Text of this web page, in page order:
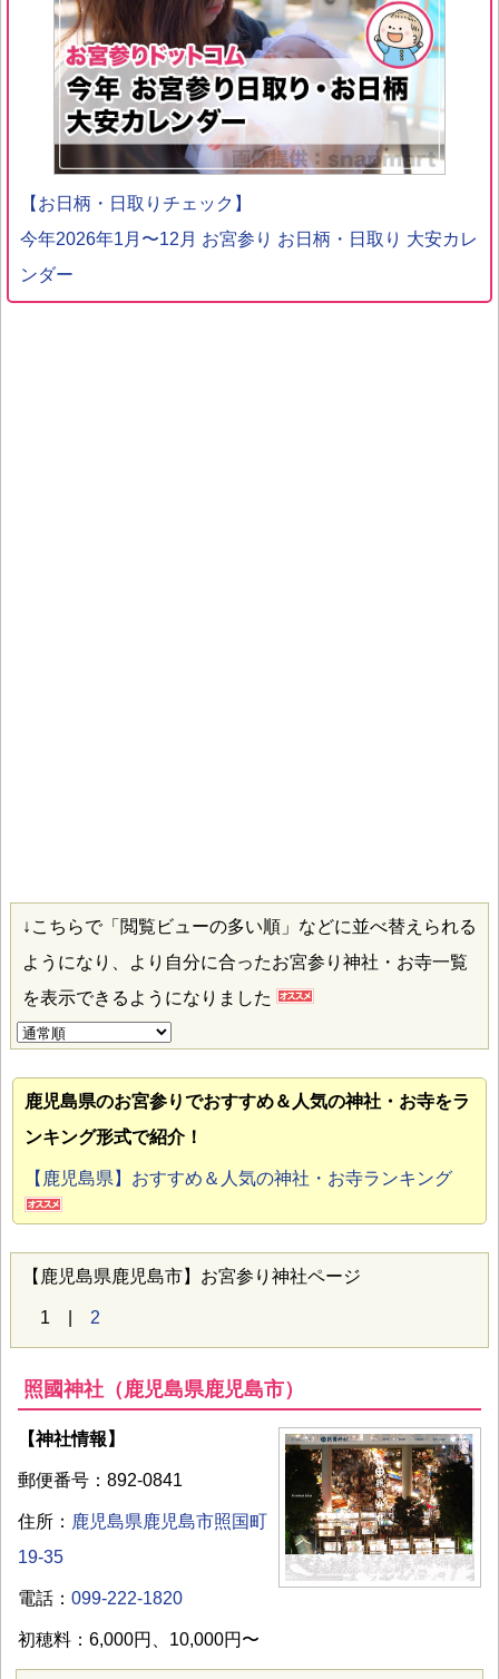
【お日柄・日取りチェック】
今年2026年1月〜12月 お宮参り お日柄・日取り 大安カレ
ンダー
↓こちらで「閲覧ビューの多い順」などに並べ替えられる
ようになり、より自分に合ったお宮参り神社・お寺一覧
を表示できるようになりました
鹿児島県のお宮参りでおすすめ＆人気の神社・お寺をラ
ンキング形式で紹介！
【鹿児島県】おすすめ＆人気の神社・お寺ランキング
【鹿児島県鹿児島市】お宮参り神社ページ
1 | 2
照國神社（鹿児島県鹿児島市）
【神社情報】
郵便番号：892-0841
住所： 鹿児島県鹿児島市照国町
19-35
電話： 099-222-1820
初穂料：6,000円、10,000円〜